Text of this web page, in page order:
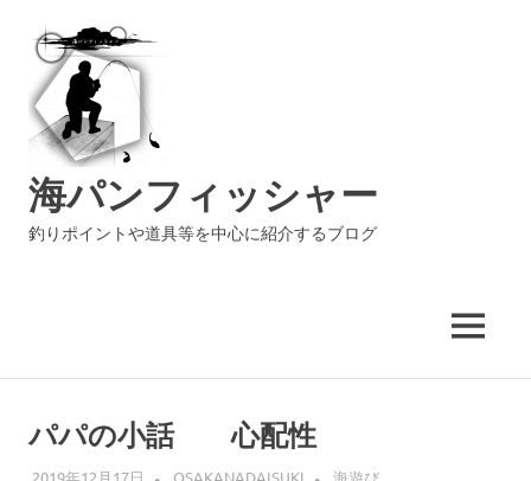
海パンフィッシャー
釣りポイントや道具等を中心に紹介するブログ
MENU
パパの小話 心配性
2019年12月17日 OSAKANADAISUKI 海遊び